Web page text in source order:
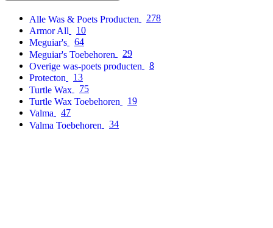
Alle Was & Poets Producten
278
Armor All
10
Meguiar's
64
Meguiar's Toebehoren
29
Overige was-poets producten
8
Protecton
13
Turtle Wax
75
Turtle Wax Toebehoren
19
Valma
47
Valma Toebehoren
34